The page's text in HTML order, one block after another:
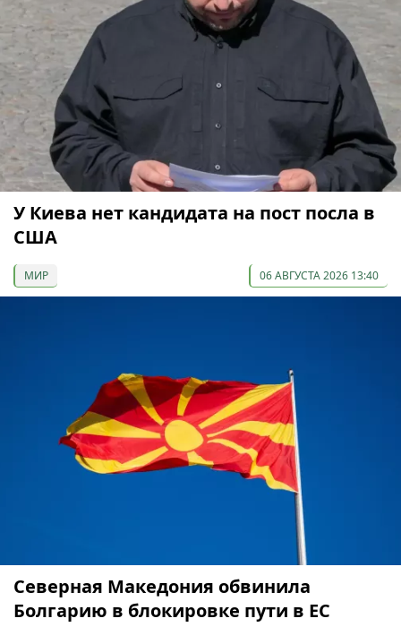
У Киева нет кандидата на пост посла в
США
МИР 06 АВГУСТА 2026 13:40
Северная Македония обвинила
Болгарию в блокировке пути в ЕС